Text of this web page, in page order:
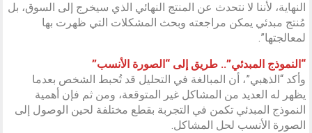
النهاية، لأننا لا نتحدث عن المنتج النهائي الذي سيخرج إلى السوق، بل
مُنتج مبدئي يمكن مراجعته وبحث المشكلات التي ظهرت بها
لمعالجتها”.
“النموذج المبدئي”.. طريق إلى “الصورة الأنسب”
وأكد “الذهبي”، أن المبالغة في التحليل قد تُحبط الشخص بعدما
يظهر له العديد من المشاكل غير المتوقعة، ومن ثم فإن أهمية
النموذج المبدئي تكمن في التجربة بقطع مختلفة لحين الوصول إلى
الصورة الأنسب لحل المشاكل.